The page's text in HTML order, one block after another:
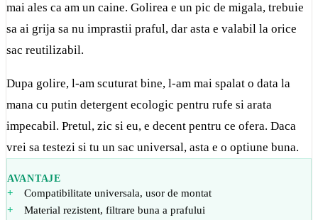
mai ales ca am un caine. Golirea e un pic de migala, trebuie
sa ai grija sa nu imprastii praful, dar asta e valabil la orice
sac reutilizabil.
Dupa golire, l-am scuturat bine, l-am mai spalat o data la
mana cu putin detergent ecologic pentru rufe si arata
impecabil. Pretul, zic si eu, e decent pentru ce ofera. Daca
vrei sa testezi si tu un sac universal, asta e o optiune buna.
AVANTAJE
Compatibilitate universala, usor de montat
Material rezistent, filtrare buna a prafului